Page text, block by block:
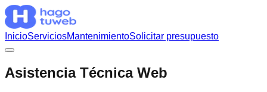
InicioServiciosMantenimientoSolicitar presupuesto
Asistencia Técnica Web